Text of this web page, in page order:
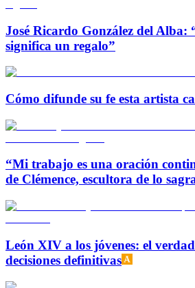
José Ricardo González del Alba:
significa un regalo”
Cómo difunde su fe esta artista
“Mi trabajo es una oración
de Clémence, escultora de lo
León XIV a los jóvenes: el
decisiones definitivas